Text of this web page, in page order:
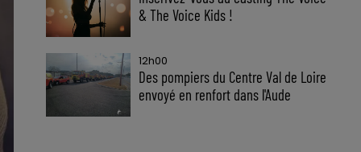
& The Voice Kids !
12h00
Des pompiers du Centre Val de Loire
envoyé en renfort dans l'Aude